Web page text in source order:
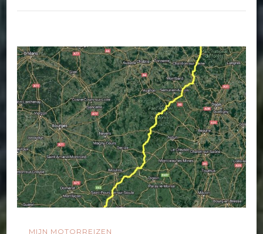
MIJN MOTORREIZEN